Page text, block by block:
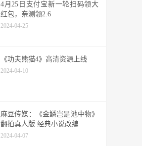
4月25日支付宝新一轮扫码领大
红包，亲测领2.6
2024-04-25
《功夫熊猫4》高清资源上线
2024-04-10
麻豆传媒：《金鳞岂是池中物》
翻拍真人版 经典小说改编
2024-04-07